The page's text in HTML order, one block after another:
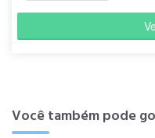
Você também pode